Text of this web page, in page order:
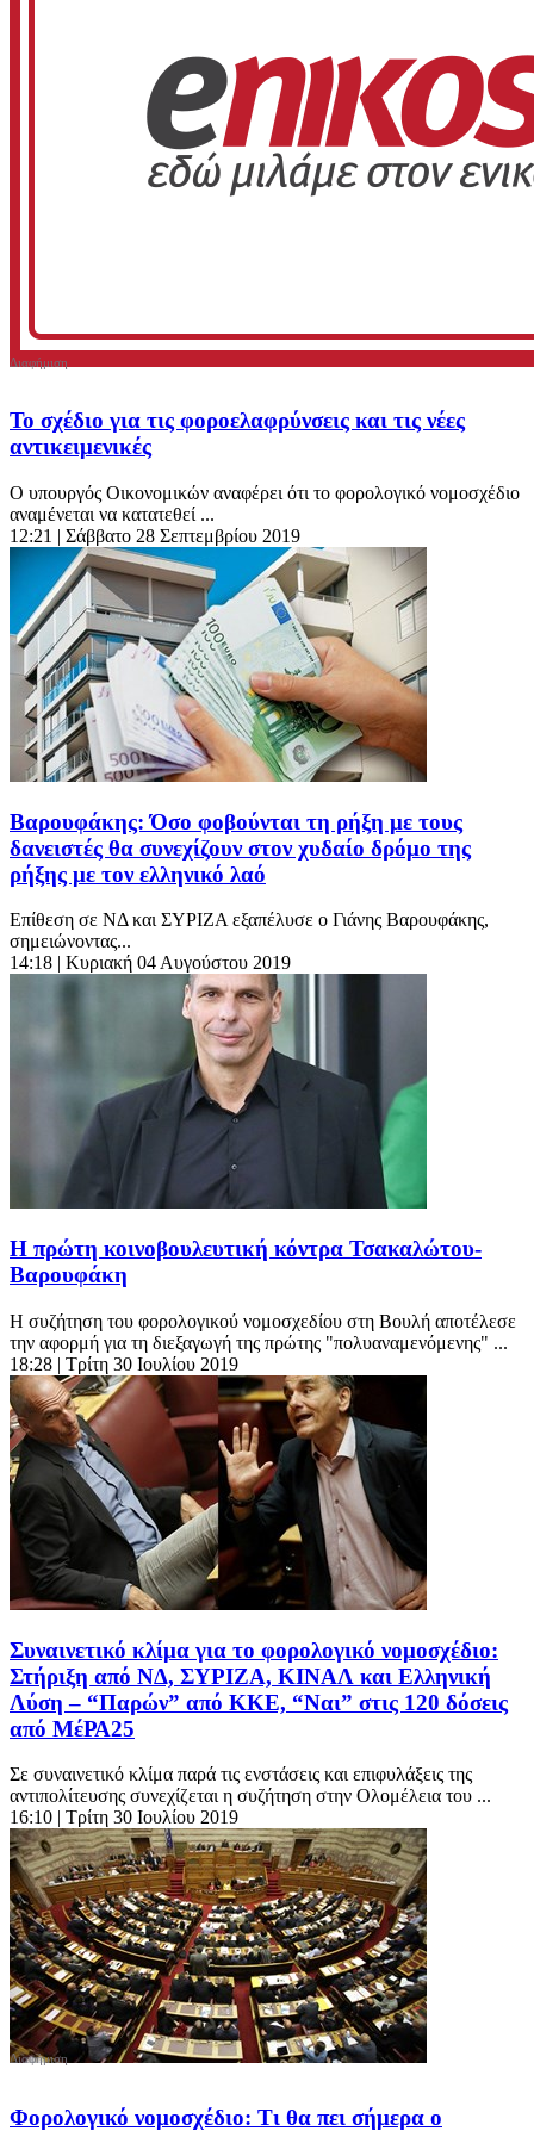
Το σχέδιο για τις φοροελαφρύνσεις και τις νέες
αντικειμενικές
Ο υπουργός Οικονομικών αναφέρει ότι το φορολογικό νομοσχέδιο
αναμένεται να κατατεθεί ...
12:21 | Σάββατο 28 Σεπτεμβρίου 2019
Βαρουφάκης: Όσο φοβούνται τη ρήξη με τους
δανειστές θα συνεχίζουν στον χυδαίο δρόμο της
ρήξης με τον ελληνικό λαό
Επίθεση σε ΝΔ και ΣΥΡΙΖΑ εξαπέλυσε ο Γιάνης Βαρουφάκης,
σημειώνοντας...
14:18 | Κυριακή 04 Αυγούστου 2019
Η πρώτη κοινοβουλευτική κόντρα Τσακαλώτου-
Βαρουφάκη
Η συζήτηση του φορολογικού νομοσχεδίου στη Βουλή αποτέλεσε
την αφορμή για τη διεξαγωγή της πρώτης "πολυαναμενόμενης" ...
18:28 | Τρίτη 30 Ιουλίου 2019
Συναινετικό κλίμα για το φορολογικό νομοσχέδιο:
Στήριξη από ΝΔ, ΣΥΡΙΖΑ, ΚΙΝΑΛ και Ελληνική
Λύση – “Παρών” από ΚΚΕ, “Ναι” στις 120 δόσεις
από ΜέΡΑ25
Σε συναινετικό κλίμα παρά τις ενστάσεις και επιφυλάξεις της
αντιπολίτευσης συνεχίζεται η συζήτηση στην Ολομέλεια του ...
16:10 | Τρίτη 30 Ιουλίου 2019
Φορολογικό νομοσχέδιο: Τι θα πει σήμερα ο